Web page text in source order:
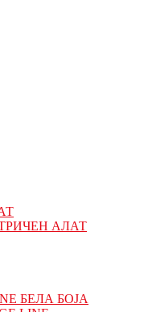
АЛАТ
БЕЛА БОЈА